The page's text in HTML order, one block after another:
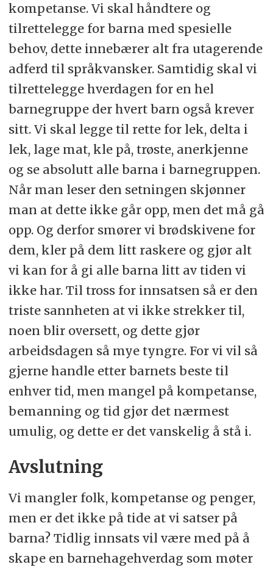
kompetanse. Vi skal håndtere og
tilrettelegge for barna med spesielle
behov, dette innebærer alt fra utagerende
adferd til språkvansker. Samtidig skal vi
tilrettelegge hverdagen for en hel
barnegruppe der hvert barn også krever
sitt. Vi skal legge til rette for lek, delta i
lek, lage mat, kle på, trøste, anerkjenne
og se absolutt alle barna i barnegruppen.
Når man leser den setningen skjønner
man at dette ikke går opp, men det må gå
opp. Og derfor smører vi brødskivene for
dem, kler på dem litt raskere og gjør alt
vi kan for å gi alle barna litt av tiden vi
ikke har. Til tross for innsatsen så er den
triste sannheten at vi ikke strekker til,
noen blir oversett, og dette gjør
arbeidsdagen så mye tyngre. For vi vil så
gjerne handle etter barnets beste til
enhver tid, men mangel på kompetanse,
bemanning og tid gjør det nærmest
umulig, og dette er det vanskelig å stå i.
Avslutning
Vi mangler folk, kompetanse og penger,
men er det ikke på tide at vi satser på
barna? Tidlig innsats vil være med på å
skape en barnehagehverdag som møter